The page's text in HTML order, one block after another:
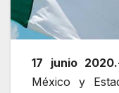
17 junio
México y